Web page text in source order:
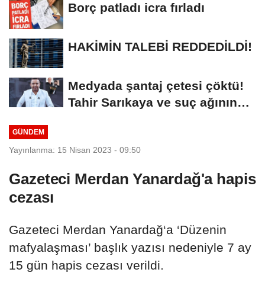
Borç patladı icra fırladı
HAKİMİN TALEBİ REDDEDİLDİ!
Medyada şantaj çetesi çöktü!
Tahir Sarıkaya ve suç ağının
GÜNDEM
Yayınlanma: 15 Nisan 2023 - 09:50
Gazeteci Merdan Yanardağ'a hapis
cezası
Gazeteci Merdan Yanardağ‘a ‘Düzenin
mafyalaşması’ başlık yazısı nedeniyle 7 ay
15 gün hapis cezası verildi.